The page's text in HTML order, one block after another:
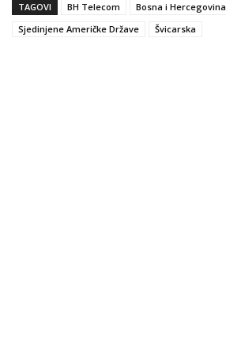
TAGOVI
BH Telecom
Bosna i Hercegovina
Sjedinjene Američke Države
Švicarska